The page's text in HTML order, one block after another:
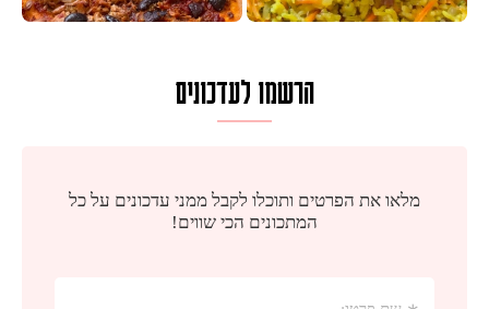
הרשמו לעדכונים